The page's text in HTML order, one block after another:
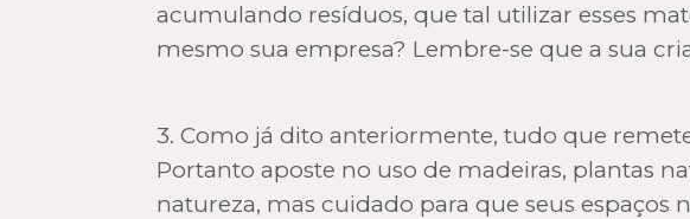
acumulando resíduos, que tal utilizar esses
mesmo sua empresa? Lembre-se que a sua
3. Como já dito anteriormente, tudo que
Portanto aposte no uso de madeiras, plantas
natureza, mas cuidado para que seus